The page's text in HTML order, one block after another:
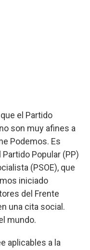
el Partido
son muy afines a
Podemos. Es
Popular (PP)
(PSOE), que
iniciado
del Frente
una cita social.
mundo.
aplicables a la